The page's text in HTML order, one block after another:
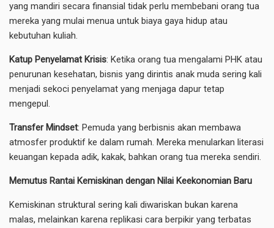
yang mandiri secara finansial tidak perlu membebani orang tua
mereka yang mulai menua untuk biaya gaya hidup atau
kebutuhan kuliah.
Katup Penyelamat Krisis: Ketika orang tua mengalami PHK atau
penurunan kesehatan, bisnis yang dirintis anak muda sering kali
menjadi sekoci penyelamat yang menjaga dapur tetap
mengepul.
Transfer Mindset: Pemuda yang berbisnis akan membawa
atmosfer produktif ke dalam rumah. Mereka menularkan literasi
keuangan kepada adik, kakak, bahkan orang tua mereka sendiri.
Memutus Rantai Kemiskinan dengan Nilai Keekonomian Baru
​Kemiskinan struktural sering kali diwariskan bukan karena
malas, melainkan karena replikasi cara berpikir yang terbatas